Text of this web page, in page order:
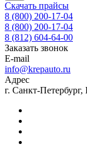
Скачать прайсы
8 (800) 200-17-04
8 (800) 200-17-04
8 (812) 604-64-00
Заказать звонок
E-mail
info@krepauto.ru
Адрес
г. Санкт-